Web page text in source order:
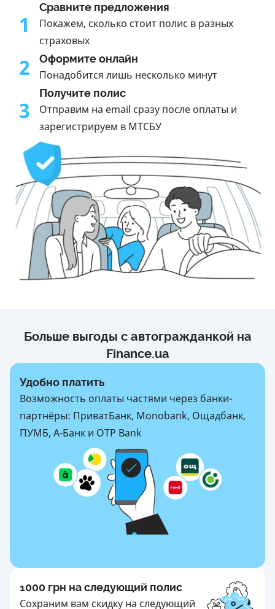
1
Сравните предложения
Покажем, сколько стоит полис в разных
страховых
2 Оформите онлайн
Понадобится лишь несколько минут
3
Получите полис
Отправим на email сразу после оплаты и
зарегистрируем в МТСБУ
Больше выгоды с автогражданкой на
Finance.ua
Удобно платить
Возможность оплаты частями через банки-
партнёры: ПриватБанк, Monobank, Ощадбанк,
ПУМБ, А-Банк и OTP Bank
1000 грн на следующий полис
Сохраним вам скидку на следующий